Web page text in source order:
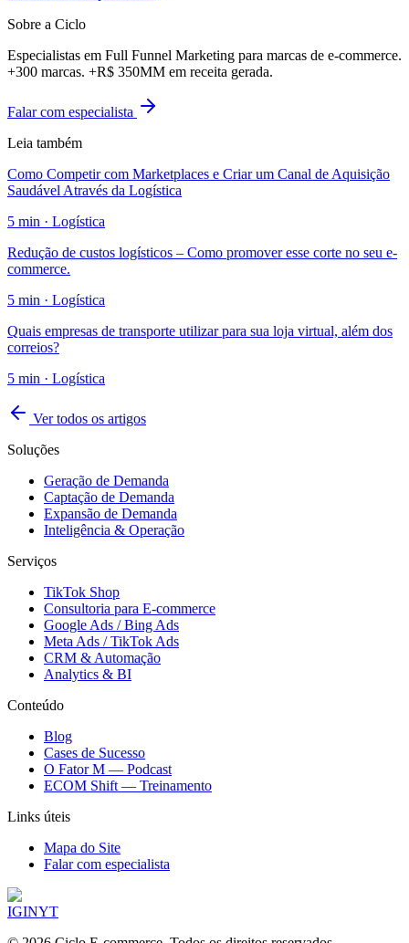
Sobre a Ciclo
Especialistas em Full Funnel Marketing para marcas de e-commerce.
+300 marcas. +R$ 350MM em receita gerada.
Falar com especialista
Leia também
Como Competir com Marketplaces e Criar um Canal de Aquisição
Saudável Através da Logística
5 min · Logística
Redução de custos logísticos – Como promover esse corte no seu e-
commerce.
5 min · Logística
Quais empresas de transporte utilizar para sua loja virtual, além dos
correios?
5 min · Logística
Ver todos os artigos
Soluções
Geração de Demanda
Captação de Demanda
Expansão de Demanda
Inteligência & Operação
Serviços
TikTok Shop
Consultoria para E-commerce
Google Ads / Bing Ads
Meta Ads / TikTok Ads
CRM & Automação
Analytics & BI
Conteúdo
Blog
Cases de Sucesso
O Fator M — Podcast
ECOM Shift — Treinamento
Links úteis
Mapa do Site
Falar com especialista
IGINYT